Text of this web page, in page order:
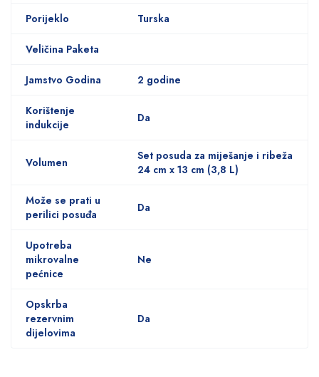
Porijeklo Turska
Veličina Paketa
Jamstvo Godina 2 godine
Korištenje
indukcije
Da
Volumen
Set posuda za miješanje i ribeža
24 cm x 13 cm (3,8 L)
Može se prati u
perilici posuđa
Da
Upotreba
mikrovalne
pećnice
Ne
Opskrba
rezervnim
dijelovima
Da